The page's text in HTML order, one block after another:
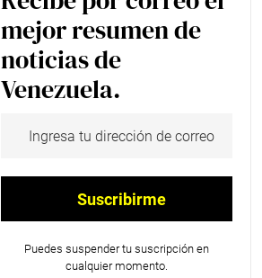
mejor resumen de
noticias de
Venezuela.
Puedes suspender tu suscripción en
cualquier momento.